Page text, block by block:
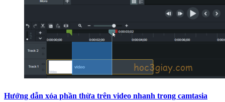
Hướng dẫn xóa phần thừa trên video nhanh trong camtasia